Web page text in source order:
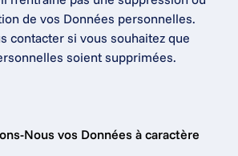
de vos Données personnelles.
contacter si vous souhaitez que
soient supprimées.
Nous vos Données à caractère